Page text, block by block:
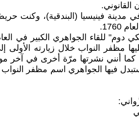
بعدة سنوات، كما أنني نشرتها مرّة
من البحر الوافر، ويستبدل فيها